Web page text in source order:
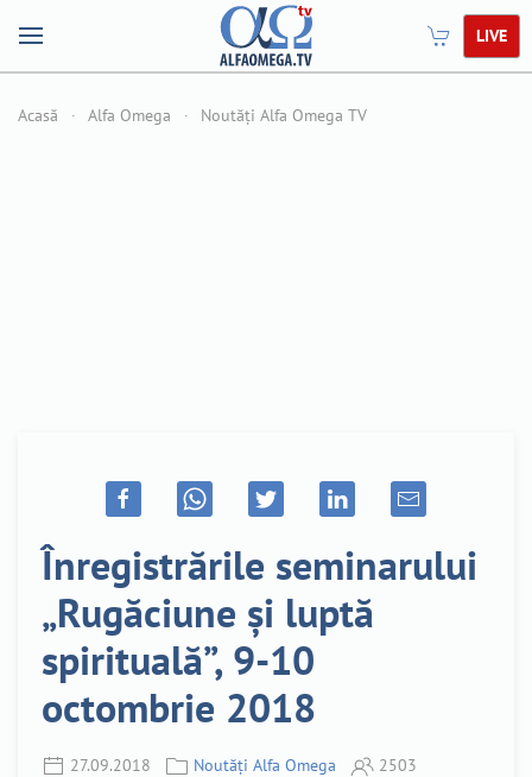
LIVE
Acasă Alfa Omega Noutăți Alfa Omega TV
Înregistrările seminarului
„Rugăciune și luptă
spirituală”, 9-10
octombrie 2018
27.09.2018 Noutăți Alfa Omega 2503